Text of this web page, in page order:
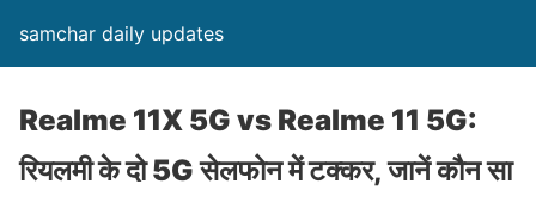
samchar daily updates
Realme 11X 5G vs Realme 11 5G:
रियलमी के दो 5G सेलफोन में टक्कर, जानें कौन सा